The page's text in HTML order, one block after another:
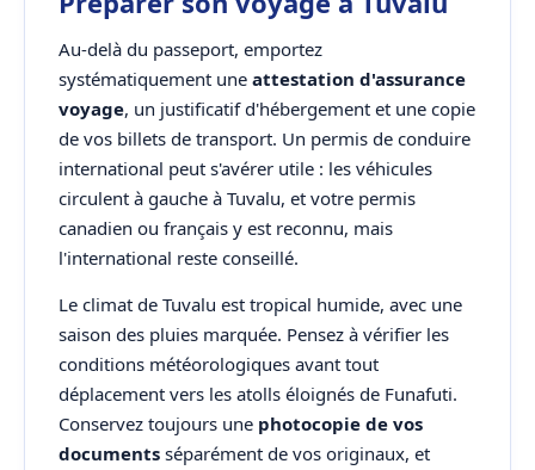
Au-delà du passeport, emportez
systématiquement une attestation d'assurance
voyage, un justificatif d'hébergement et une copie
de vos billets de transport. Un permis de conduire
international peut s'avérer utile : les véhicules
circulent à gauche à Tuvalu, et votre permis
canadien ou français y est reconnu, mais
l'international reste conseillé.
Le climat de Tuvalu est tropical humide, avec une
saison des pluies marquée. Pensez à vérifier les
conditions météorologiques avant tout
déplacement vers les atolls éloignés de Funafuti.
Conservez toujours une photocopie de vos
documents séparément de vos originaux, et